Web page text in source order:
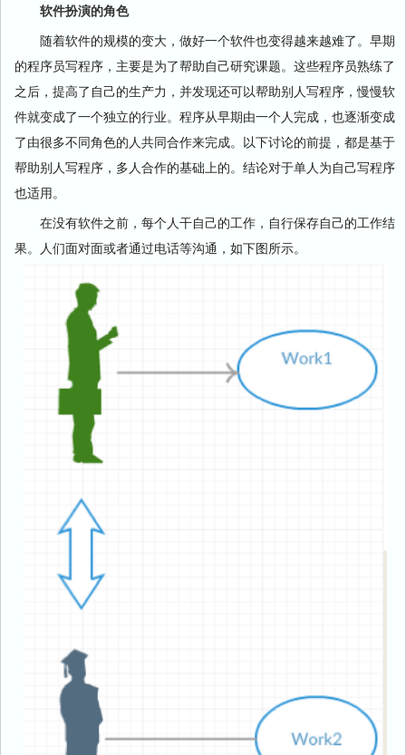
软件扮演的角色
随着软件的规模的变大，做好一个软件也变得越来越难了。早期
的程序员写程序，主要是为了帮助自己研究课题。这些程序员熟练了
之后，提高了自己的生产力，并发现还可以帮助别人写程序，慢慢软
件就变成了一个独立的行业。程序从早期由一个人完成，也逐渐变成
了由很多不同角色的人共同合作来完成。以下讨论的前提，都是基于
帮助别人写程序，多人合作的基础上的。结论对于单人为自己写程序
也适用。
在没有软件之前，每个人干自己的工作，自行保存自己的工作结
果。人们面对面或者通过电话等沟通，如下图所示。